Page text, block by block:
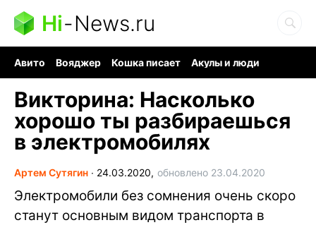
Hi-News.ru
Авито Вояджер Кошка писает
Акулы и люди
Викторина: Насколько
хорошо ты разбираешься
в электромобилях
Артем Сутягин ∙ 24.03.2020, обновлено 23.04.2020
Электромобили без сомнения очень скоро
станут основным видом транспорта в